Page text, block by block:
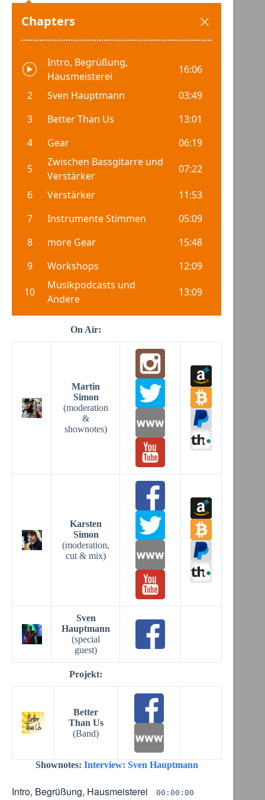
On Air:
Martin
Simon
(moderation
&
shownotes)
Karsten
Simon
(moderation,
cut & mix)
Sven
Hauptmann
(special
guest)
Projekt:
Better
Than Us
(Band)
Shownotes: Interview: Sven Hauptmann
Intro, Begrüßung, Hausmeisterei 00:00:00